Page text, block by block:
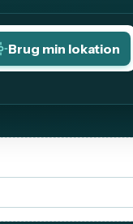
Brug min lokation